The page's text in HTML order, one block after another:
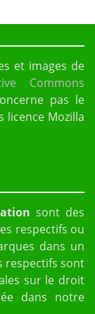
et images de
Commons
pas le
licence Mozilla
sont des
respectifs ou
dans un
respectifs sont
sur le droit
dans notre